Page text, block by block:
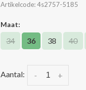
Artikelcode:4s2757-5185
Maat:
34 36 38 40
Aantal: +
-